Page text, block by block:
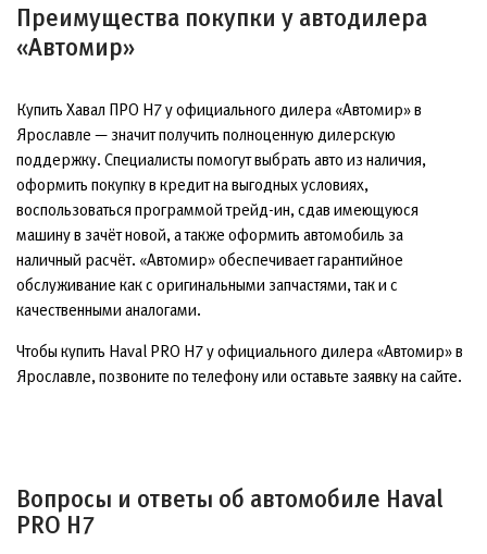
Преимущества покупки у автодилера
«Автомир»
Купить Хавал ПРО Н7 у официального дилера «Автомир» в
Ярославле — значит получить полноценную дилерскую
поддержку. Специалисты помогут выбрать авто из наличия,
оформить покупку в кредит на выгодных условиях,
воспользоваться программой трейд-ин, сдав имеющуюся
машину в зачёт новой, а также оформить автомобиль за
наличный расчёт. «Автомир» обеспечивает гарантийное
обслуживание как с оригинальными запчастями, так и с
качественными аналогами.
Чтобы купить Haval PRO H7 у официального дилера «Автомир» в
Ярославле, позвоните по телефону или оставьте заявку на сайте.
Вопросы и ответы об автомобиле Haval
PRO H7